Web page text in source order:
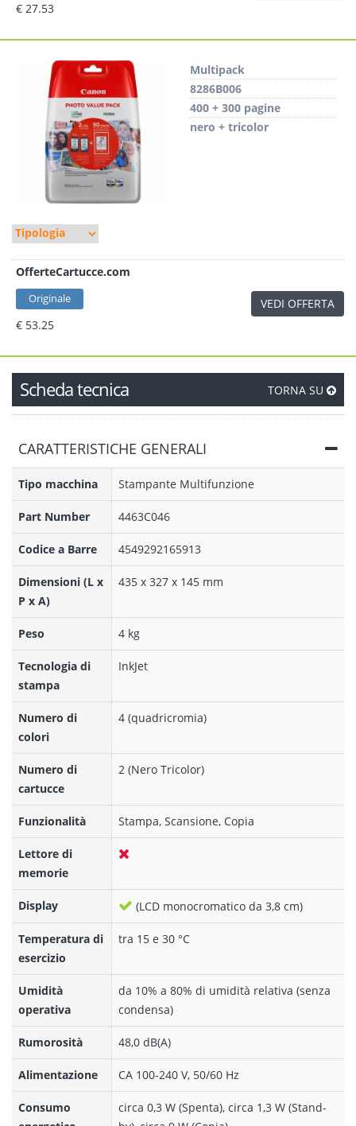
€ 27.53
Multipack
8286B006
400 + 300 pagine
nero + tricolor
OfferteCartucce.com
Originale
€ 53.25
VEDI OFFERTA
Scheda tecnica TORNA SU
CARATTERISTICHE GENERALI
Tipo macchina Stampante Multifunzione
Part Number 4463C046
Codice a Barre 4549292165913
Dimensioni (L x
P x A)
435 x 327 x 145 mm
Peso 4 kg
Tecnologia di
stampa
InkJet
Numero di
colori
4 (quadricromia)
Numero di
cartucce
2 (Nero Tricolor)
Funzionalità Stampa, Scansione, Copia
Lettore di
memorie
Display (LCD monocromatico da 3,8 cm)
Temperatura di
esercizio
tra 15 e 30 °C
Umidità
operativa
da 10% a 80% di umidità relativa (senza
condensa)
Rumorosità 48,0 dB(A)
Alimentazione CA 100-240 V, 50/60 Hz
Consumo
circa 0,3 W (Spenta), circa 1,3 W (Stand-